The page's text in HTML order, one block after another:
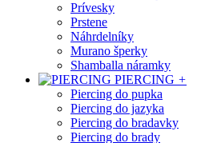
Prívesky
Prstene
Náhrdelníky
Murano šperky
Shamballa náramky
PIERCING +
Piercing do pupka
Piercing do jazyka
Piercing do bradavky
Piercing do brady